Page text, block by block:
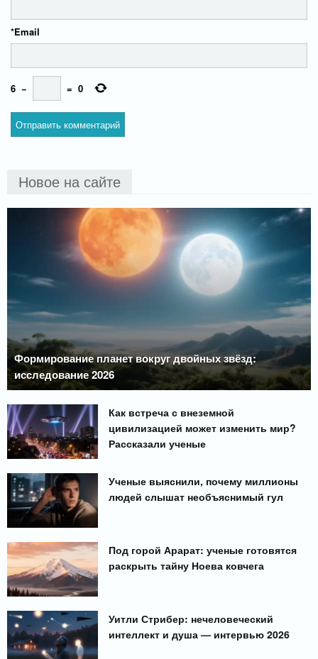
Email
*
6 − = 0
Новое на сайте
Формирование планет вокруг двойных звёзд:
исследование 2026
Как встреча с внеземной
цивилизацией может изменить мир?
Рассказали ученые
Ученые выяснили, почему миллионы
людей слышат необъяснимый гул
Под горой Арарат: ученые готовятся
раскрыть тайну Ноева ковчега
Уитли Стрибер: нечеловеческий
интеллект и душа — интервью 2026